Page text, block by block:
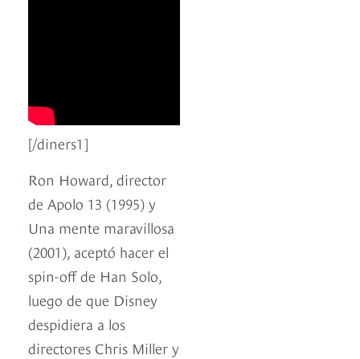
[/diners1]
Ron Howard, director
de Apolo 13 (1995) y
Una mente maravillosa
(2001), aceptó hacer el
spin-off de Han Solo,
luego de que Disney
despidiera a los
directores Chris Miller y